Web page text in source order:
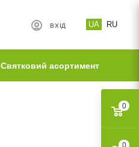
UA RU
ВХІД
Святковий асортимент
0
0